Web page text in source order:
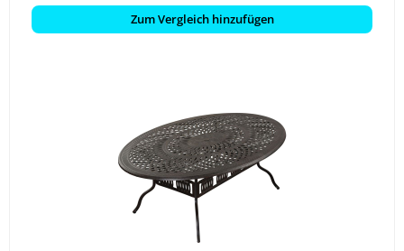
Zum Vergleich hinzufügen